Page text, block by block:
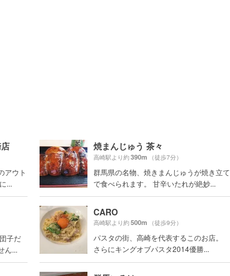
アウト
...
焼まんじゅう 茶々
高崎駅より約390m （徒歩7分）
群馬県の名物、焼きまんじゅうが焼き立て
で食べられます。 甘辛いたれが絶妙...
子だ
ん...
CARO
高崎駅より約500m （徒歩9分）
パスタの街、高崎を代表するこのお店。
さらにキングオブパスタ2014優勝...